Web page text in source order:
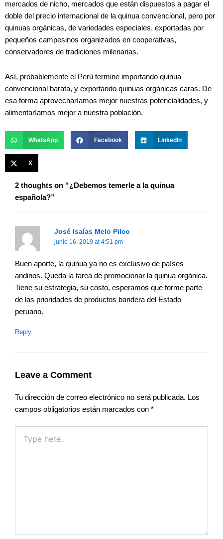
mercados de nicho, mercados que están dispuestos a pagar el
doble del precio internacional de la quinua convencional, pero por
quinuas orgánicas, de variedades especiales, exportadas por
pequeños campesinos organizados en cooperativas,
conservadores de tradiciones milenarias.
Así, probablemente el Perú termine importando quinua
convencional barata, y exportando quinuas orgánicas caras. De
esa forma aprovecharíamos mejor nuestras potencialidades, y
alimentaríamos mejor a nuestra población.
WhatsApp Facebook LinkedIn
X
2 thoughts on “¿Debemos temerle a la quinua
española?”
José Isaías Melo Pilco
junio 16, 2019 at 4:51 pm
Buen aporte, la quinua ya no es exclusivo de países
andinos. Queda la tarea de promocionar la quinua orgánica.
Tiene su estrategia, su costo, esperamos que forme parte
de las prioridades de productos bandera del Estado
peruano.
Reply
Leave a Comment
Tu dirección de correo electrónico no será publicada. Los
campos obligatorios están marcados con *
here..